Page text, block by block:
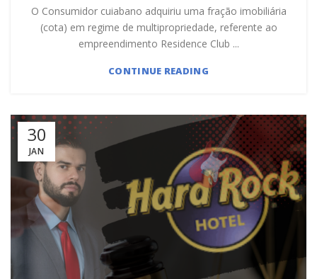
O Consumidor cuiabano adquiriu uma fração imobiliária
(cota) em regime de multipropriedade, referente ao
empreendimento Residence Club ...
CONTINUE READING
30
JAN